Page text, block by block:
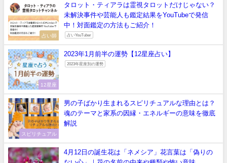
占い師
タロット・ティアラは霊視タロットだけじゃない？
未解決事件や芸能人も鑑定結果をYouTubeで発信
中！対面鑑定の方法もご紹介！
占いYouTuber
12星座
2023年1月前半の運勢【12星座占い】
2023年星座別の運勢
スピリチュアル
男の子ばかり生まれるスピリチュアルな理由とは？
魂のテーマと家系の因縁・エネルギーの意味を徹底
解説
4月12日の誕生花は「ネメシア」花言葉は「偽りの